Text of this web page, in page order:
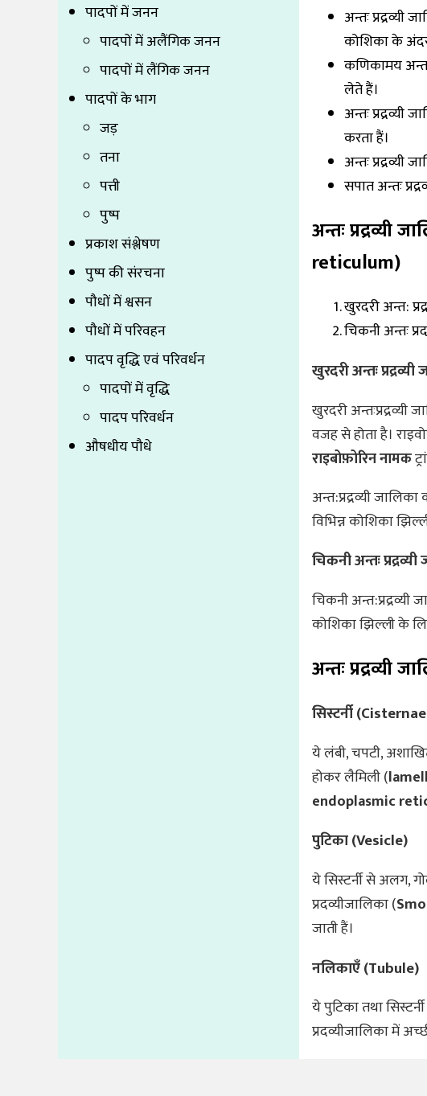
पादपों में जनन
पादपों में अलैंगिक जनन
पादपों में लैंगिक जनन
पादपों के भाग
जड़
तना
पत्ती
पुष्प
प्रकाश संश्लेषण
पुष्प की संरचना
पौधों में श्वसन
पौधों में परिवहन
पादप वृद्धि एवं परिवर्धन
पादपों में वृद्धि
पादप परिवर्धन
औषधीय पौधे
अन्तः प्रद्रव्यी
कोशिका के अंदर
कणिकामय अन्तः
लेते हैं।
अन्तः प्रद्रव्यी
करता हैं।
अन्तः प्रद्रव्यी
सपात अन्तः
अन्तः
reticulum)
खुरदरी अन्त:
चिकनी अन्तः
खुरदरी अन्तः
खुरदरी अन्तःप्रद्रव्यी
वजह से होता है।
राइबोफ़ोरिन नामक
अन्त:प्रद्रव्यी जालिका
विभिन्न कोशिका
चिकनी अन्तः
चिकनी अन्त:प्रद्रव्यी
कोशिका झिल्ली के
अन्तः प्रद्रव्यी
सिस्टर्नी
ये लंबी, चपटी,
होकर लैमिली (
endoplasmic
पुटिका (Vesicle)
ये सिस्टर्नी से अलग,
प्रदव्यीजालिका (
जाती हैं।
नलिकाएँ (Tubule)
ये पुटिका तथा
प्रदव्यीजालिका में